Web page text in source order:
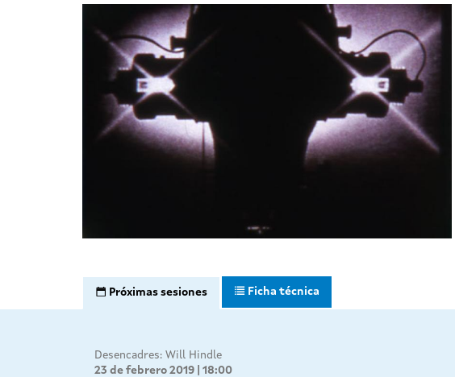
Próximas sesiones Ficha técnica
Desencadres: Will Hindle
23 de febrero 2019 | 18:00